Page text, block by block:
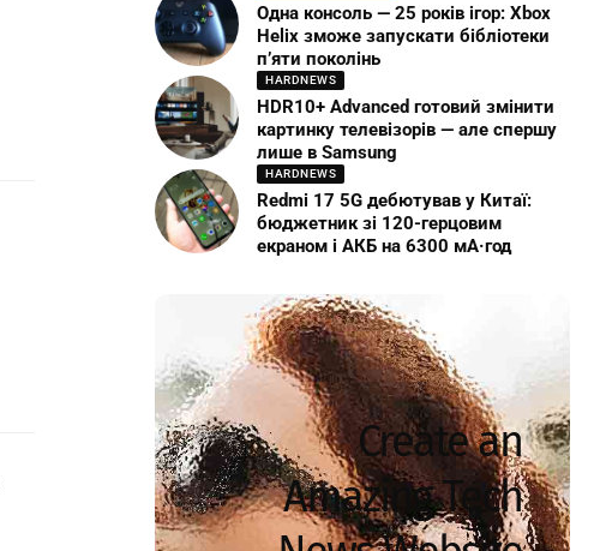
Одна консоль — 25 років ігор: Xbox
Helix зможе запускати бібліотеки
п’яти поколінь
HARDNEWS
HDR10+ Advanced готовий змінити
картинку телевізорів — але спершу
лише в Samsung
HARDNEWS
Redmi 17 5G дебютував у Китаї:
бюджетник зі 120-герцовим
екраном і АКБ на 6300 мА·год
Create an
Amazing Tech